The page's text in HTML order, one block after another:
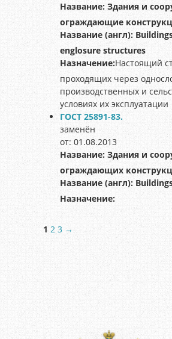
Название: Здания и
ограждающие
Название (англ):
englosure structures
Назначение:Настоящий
проходящих через
производственных и
условиях их эксплуатации
ГОСТ 25891-83.
заменён
от: 01.08.2013
Название: Здания и
ограждающих
Название (англ):
Назначение:
1 2 3 →